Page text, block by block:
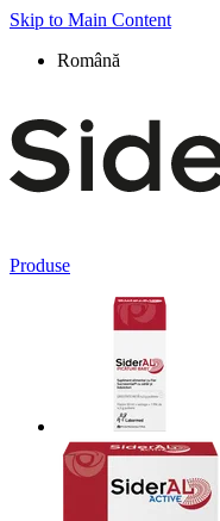
Skip to Main Content
Română
Produse